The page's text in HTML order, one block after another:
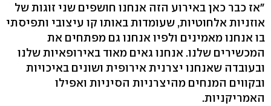
"אז כבר כאן באירוע הזה אנחנו חושפים שני זוגות של
אוזניות אלחוטיות, שעומדות באותו קו עיצובי ותפיסתי
בו אנחנו מאמינים ולפיו אנחנו גם מפתחים את
המכשירים שלנו. אנחנו גאים מאוד באירופאיות שלנו
ובעובדה שאנחנו יצרנית אירופית ושונים באיכויות
ובקווים המנחים מהיצרניות הסיניות ואפילו
האמריקניות.